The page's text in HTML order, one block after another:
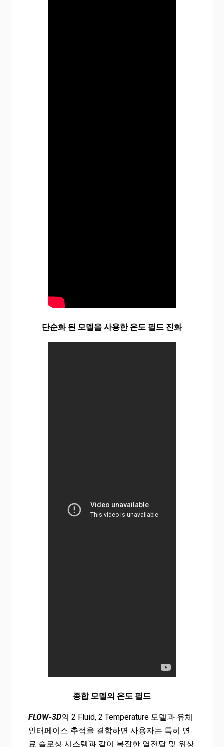
단순화 된 모델을 사용한 온도 필드 진화
종합 모델의 온도 필드
FLOW-3D의 2 Fluid, 2 Temperature 모델과 유체
인터페이스 추적을 결합하면 사용자는 특히 연
료 슬로싱 시스템과 같이 복잡한 열전달 및 위상